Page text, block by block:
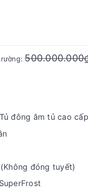
đông âm tủ cao cấp
đóng tuyết)